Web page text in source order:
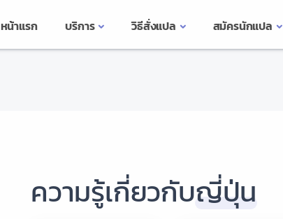
หน้าแรก บริการ วิธีสั่งแปล สมัครนักแปล
ความรู้เกี่ยวกับญี่ปุ่น